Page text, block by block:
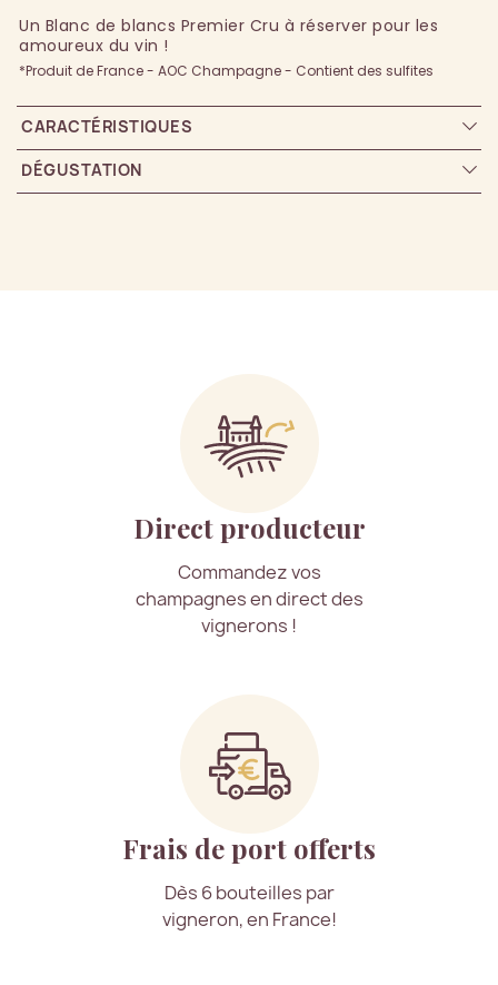
Un Blanc de blancs Premier Cru à réserver pour les
amoureux du vin !
*Produit de France - AOC Champagne - Contient des sulfites
CARACTÉRISTIQUES
DÉGUSTATION
Direct producteur
Commandez vos
champagnes en direct des
vignerons !
Frais de port offerts
Dès 6 bouteilles par
vigneron, en France!